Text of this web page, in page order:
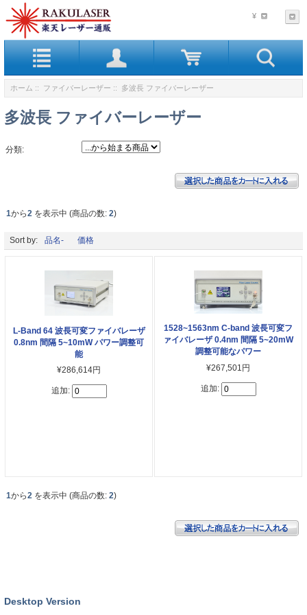
¥
ホーム :: ファイバーレーザー :: 多波長 ファイバーレーザー
多波長 ファイバーレーザー
分類:
1から2 を表示中 (商品の数: 2)
Sort by: 品名- 価格
L-Band 64 波長可変ファイバレーザ
0.8nm 間隔 5~10mW パワー調整可
能
¥286,614円
追加:
1528~1563nm C-band 波長可変フ
ァイバレーザ 0.4nm 間隔 5~20mW
調整可能なパワー
¥267,501円
追加:
1から2 を表示中 (商品の数: 2)
Desktop Version